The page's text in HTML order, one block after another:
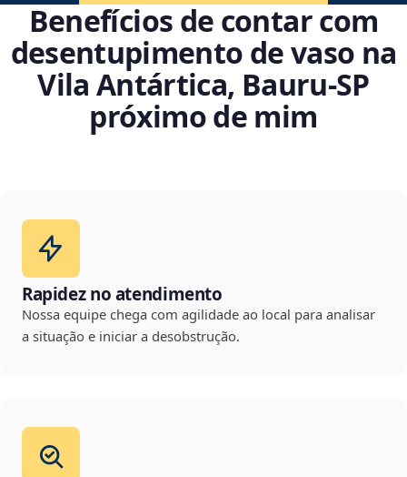
Benefícios de contar com
desentupimento de vaso na
Vila Antártica, Bauru‑SP
próximo de mim
Rapidez no atendimento
Nossa equipe chega com agilidade ao local para analisar
a situação e iniciar a desobstrução.